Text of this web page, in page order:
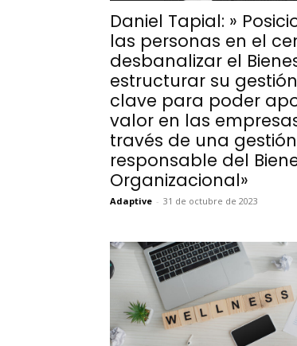
Daniel Tapial: »
las personas en el
desbanalizar el
estructurar su
clave para poder
valor en las
través de una gestión
responsable del
Organizacional»
Adaptive - 31 de octubre de 2023